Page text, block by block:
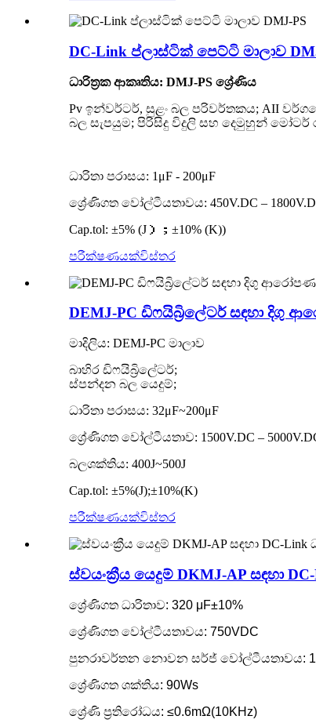
DC-Link ප්ලාස්ටික් පෙට්ටි මාලාව
ධාරිත්‍රක ආකෘතිය: DMJ-PS ශ්‍රේණිය
Pv ඉන්වර්ටර්, සුළං බල පරිවර්තකය; AII
බල සැපයුම; පිරිසිදු විදුලි සහ දෙමුහුන්
ධාරිතා පරාසය: 1μF - 200μF
ශ්‍රේණිගත වෝල්ටීයතාවය: 450V.DC –
Cap.tol: ±5% (J）；±10% (K))
පරීක්ෂණයක්විස්තර
DEMJ-PC ඩිෆයිබ්‍රිලේටර් සඳහා දිගු
මාදිලිය: DEMJ-PC මාලාව
බාහිර ඩිෆයිබ්‍රිලේටර්;
ස්පන්දන බල යෙදුම්;
ධාරිතා පරාසය: 32μF~200μF
ශ්‍රේණිගත වෝල්ටීයතාව: 1500V.DC –
බලශක්තිය: 400J~500J
Cap.tol: ±5%(J);±10%(K)
පරීක්ෂණයක්විස්තර
ස්වයංක්‍රීය යෙදුම් DKMJ-AP සඳහා
ශ්‍රේණිගත ධාරිතාව: 320 μF±10%
ශ්‍රේණිගත වෝල්ටීයතාවය: 750VDC
පුනරාවර්තන නොවන සර්ජ් වෝල්ටීයතාවය:
ශ්‍රේණිගත ශක්තිය: 90Ws
ශ්‍රේණි ප්‍රතිරෝධය: ≤0.6mΩ(10KHz)